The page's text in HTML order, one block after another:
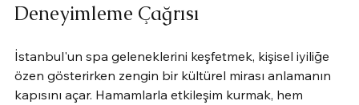
Deneyimleme Çağrısı
İstanbul'un spa geleneklerini keşfetmek, kişisel iyiliğe
özen gösterirken zengin bir kültürel mirası anlamanın
kapısını açar. Hamamlarla etkileşim kurmak, hem